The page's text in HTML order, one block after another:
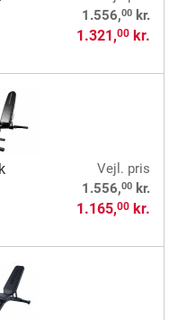
1.556,00kr.
1.321,00kr.
Vejl. pris
1.556,00kr.
1.165,00kr.